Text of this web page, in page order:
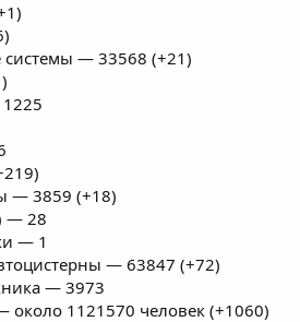
системы — 33568 (+21)
— 3859 (+18)
— 28
— 1
— 63847 (+72)
— 3973
около 1121570 человек (+1060)